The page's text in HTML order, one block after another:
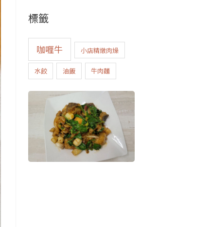
標籤
咖喱牛 小店精燉肉燥
水餃 油飯 牛肉麵